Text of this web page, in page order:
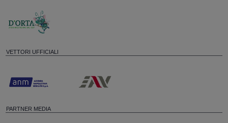
VETTORI UFFICIALI
PARTNER MEDIA